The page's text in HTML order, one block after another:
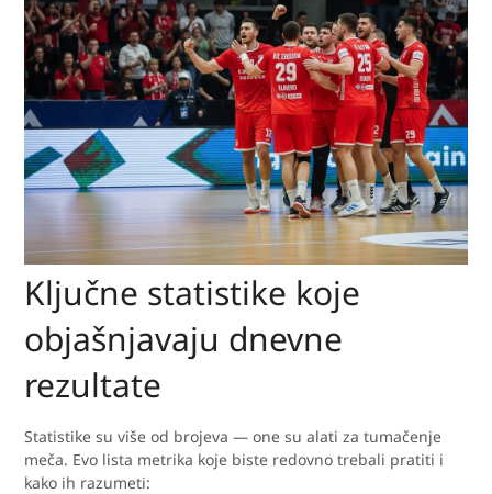
Ključne statistike koje
objašnjavaju dnevne
rezultate
Statistike su više od brojeva — one su alati za tumačenje
meča. Evo lista metrika koje biste redovno trebali pratiti i
kako ih razumeti: